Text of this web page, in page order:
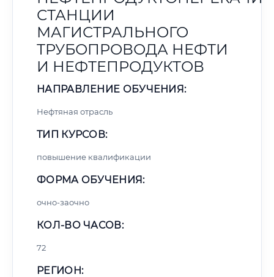
СТАНЦИИ
МАГИСТРАЛЬНОГО
ТРУБОПРОВОДА НЕФТИ
И НЕФТЕПРОДУКТОВ
НАПРАВЛЕНИЕ ОБУЧЕНИЯ:
Нефтяная отрасль
ТИП КУРСОВ:
повышение квалификации
ФОРМА ОБУЧЕНИЯ:
очно-заочно
КОЛ-ВО ЧАСОВ:
72
РЕГИОН: